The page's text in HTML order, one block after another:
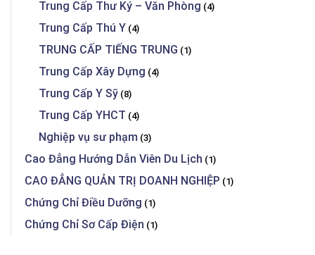
Trung Cấp Thư Ký – Văn Phòng (4)
Trung Cấp Thú Y (4)
TRUNG CẤP TIẾNG TRUNG (1)
Trung Cấp Xây Dựng (4)
Trung Cấp Y Sỹ (8)
Trung Cấp YHCT (4)
Nghiệp vụ sư phạm (3)
Cao Đẳng Hướng Dẫn Viên Du Lịch (1)
CAO ĐẲNG QUẢN TRỊ DOANH NGHIỆP (1)
Chứng Chỉ Điều Dưỡng (1)
Chứng Chỉ Sơ Cấp Điện (1)